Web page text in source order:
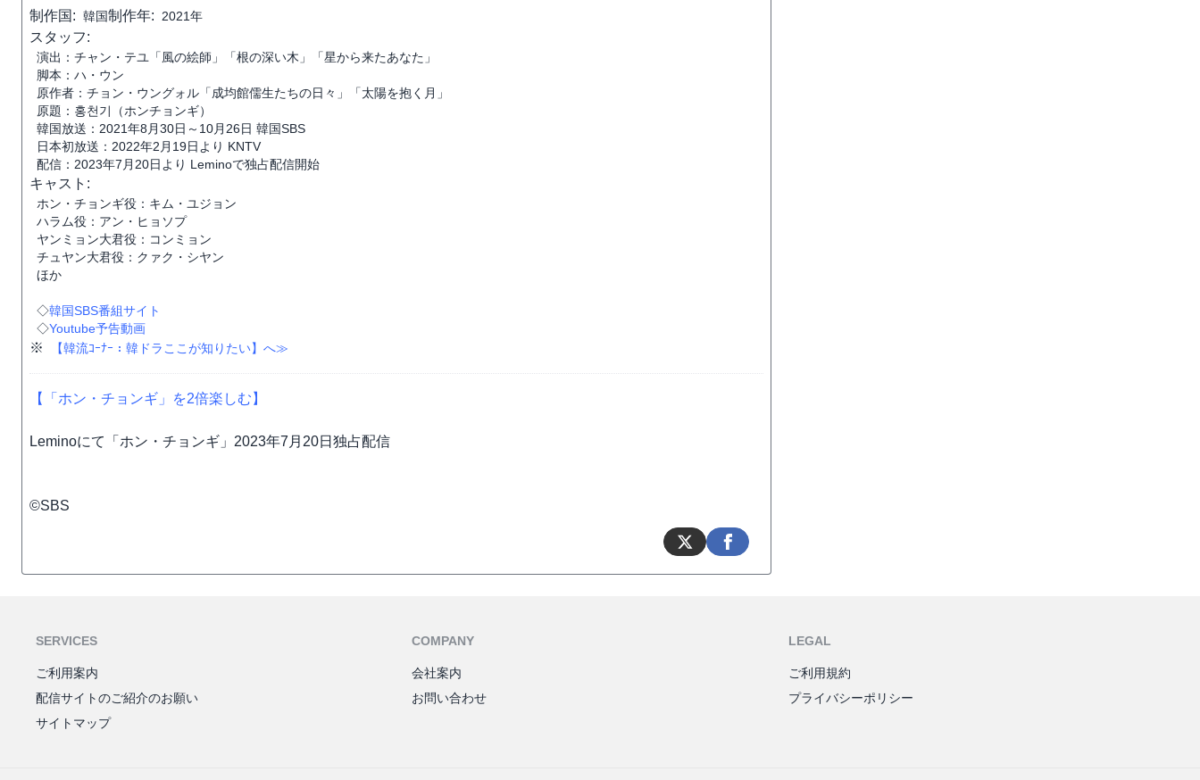
制作国: 韓国制作年: 2021年
スタッフ:
演出：チャン・テユ「風の絵師」「根の深い木」「星から来たあなた」
脚本：ハ・ウン
原作者：チョン・ウングォル「成均館儒生たちの日々」「太陽を抱く月」
原題：홍천기（ホンチョンギ）
韓国放送：2021年8月30日～10月26日 韓国SBS
日本初放送：2022年2月19日より KNTV
配信：2023年7月20日より Leminoで独占配信開始
キャスト:
ホン・チョンギ役：キム・ユジョン
ハラム役：アン・ヒョソプ
ヤンミョン大君役：コンミョン
チュヤン大君役：クァク・シヤン
ほか
◇韓国SBS番組サイト
◇Youtube予告動画
※ 【韓流ｺｰﾅｰ：韓ドラここが知りたい】へ≫
【「ホン・チョンギ」を2倍楽しむ】
Leminoにて「ホン・チョンギ」2023年7月20日独占配信
©SBS
SERVICES
ご利用案内
配信サイトのご紹介のお願い
サイトマップ
COMPANY
会社案内
お問い合わせ
LEGAL
ご利用規約
プライバシーポリシー